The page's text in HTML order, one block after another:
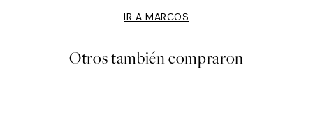
IR A MARCOS
Otros también compraron